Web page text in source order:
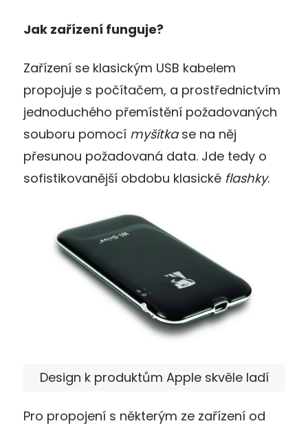
Jak zařízení funguje?
Zařízení se klasickým USB kabelem
propojuje s počítačem, a prostřednictvím
jednoduchého přemístění požadovaných
souboru pomocí myšítkase na něj
přesunou požadovaná data. Jde tedy o
sofistikovanější obdobu klasické flashky.
Design k produktům Apple skvěle ladí
Pro propojení s některým ze zařízení od